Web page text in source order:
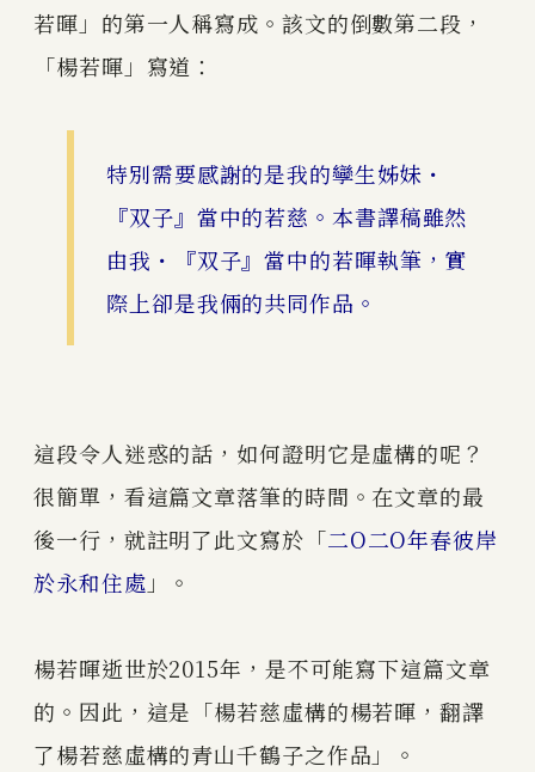
若暉」的第一人稱寫成。該文的倒數第二段，
「楊若暉」寫道：
特別需要感謝的是我的孿生姊妹・
『双子』當中的若慈。本書譯稿雖然
由我・『双子』當中的若暉執筆，實
際上卻是我倆的共同作品。
這段令人迷惑的話，如何證明它是虛構的呢？
很簡單，看這篇文章落筆的時間。在文章的最
後一行，就註明了此文寫於「二O二O年春彼岸
於永和住處 」。
楊若暉逝世於2015年，是不可能寫下這篇文章
的。因此，這是「楊若慈虛構的楊若暉，翻譯
了楊若慈虛構的青山千鶴子之作品」。